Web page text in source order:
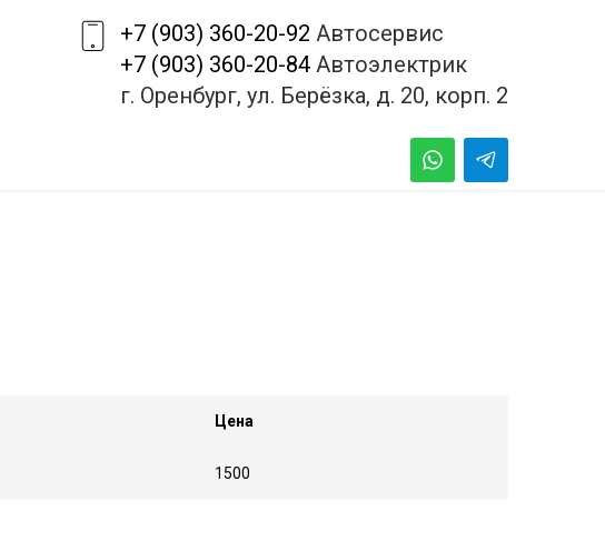
+7 (903) 360-20-92 Автосервис
+7 (903) 360-20-84 Автоэлектрик
г. Оренбург, ул. Берёзка, д. 20, корп. 2
Цена
1500